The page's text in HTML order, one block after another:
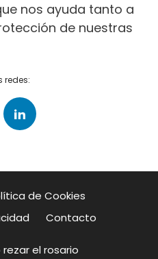
nos ayuda tanto a
de nuestras
redes:
de Cookies
Contacto
el rosario